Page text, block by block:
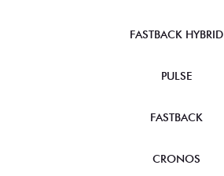
FASTBACK HYBRID
PULSE
FASTBACK
CRONOS